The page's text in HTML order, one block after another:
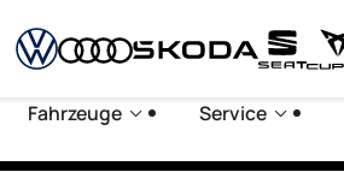
Fahrzeuge Service